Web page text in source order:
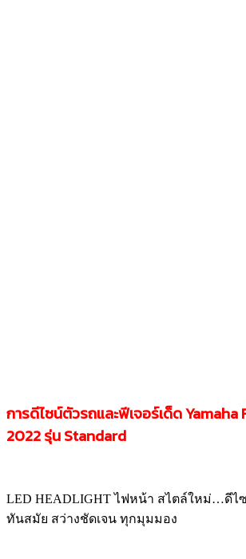
การดีไซน์ตัวรถและฟีเจอร์เด็ดYamaha
2022รุ่น Standard
LED HEADLIGHT ไฟหน้า สไตล์ใหม่…ดีไ
ทันสมัย สว่างชัดเจน ทุกมุมมอง